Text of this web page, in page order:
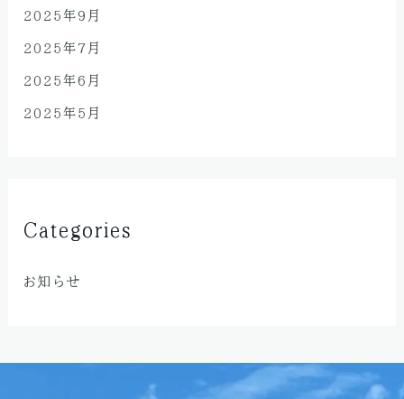
2025年9月
2025年7月
2025年6月
2025年5月
Categories
お知らせ